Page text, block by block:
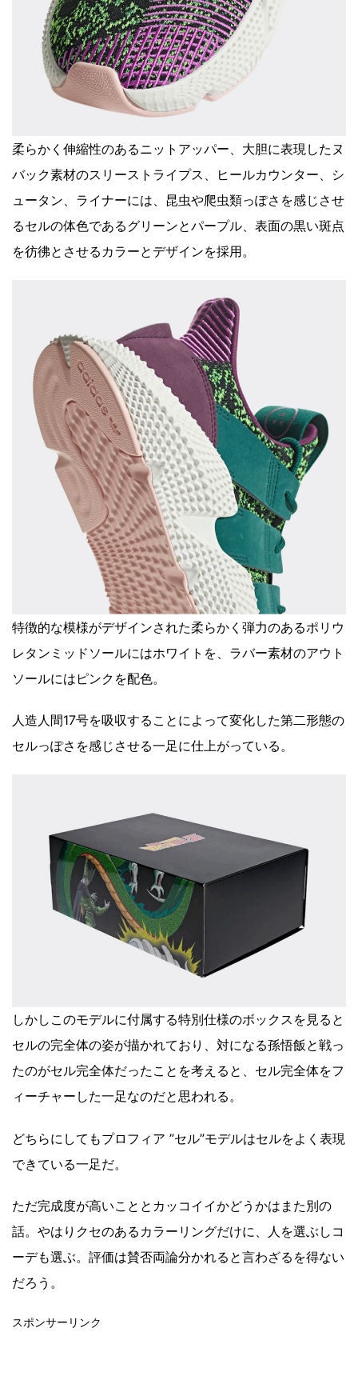
柔らかく伸縮性のあるニットアッパー、大胆に表現したヌ
バック素材のスリーストライプス、ヒールカウンター、シ
ュータン、ライナーには、昆虫や爬虫類っぽさを感じさせ
るセルの体色であるグリーンとパープル、表面の黒い斑点
を彷彿とさせるカラーとデザインを採用。
特徴的な模様がデザインされた柔らかく弾力のあるポリウ
レタンミッドソールにはホワイトを、ラバー素材のアウト
ソールにはピンクを配色。
人造人間17号を吸収することによって変化した第二形態の
セルっぽさを感じさせる一足に仕上がっている。
しかしこのモデルに付属する特別仕様のボックスを見ると
セルの完全体の姿が描かれており、対になる孫悟飯と戦っ
たのがセル完全体だったことを考えると、セル完全体をフ
ィーチャーした一足なのだと思われる。
どちらにしてもプロフィア ”セル”モデルはセルをよく表現
できている一足だ。
ただ完成度が高いこととカッコイイかどうかはまた別の
話。やはりクセのあるカラーリングだけに、人を選ぶしコ
ーデも選ぶ。評価は賛否両論分かれると言わざるを得ない
だろう。
スポンサーリンク